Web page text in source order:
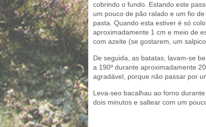
cobrindo o fundo. Estando este
um pouco de pão ralado e um fio
pasta. Quando esta estiver é só
aproximadamente 1 cm e meio de
com azeite (se gostarem, um
De seguida, as batatas, lavam-se
a 190º durante aproximadamente
agradável, porque não passar por
Leva-seo bacalhau ao forno
dois minutos e saltear com um